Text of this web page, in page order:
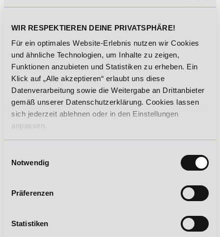
WIR RESPEKTIEREN DEINE PRIVATSPHÄRE!
Für ein optimales Website-Erlebnis nutzen wir Cookies
und ähnliche Technologien, um Inhalte zu zeigen,
Funktionen anzubieten und Statistiken zu erheben. Ein
Klick auf „Alle akzeptieren“ erlaubt uns diese
Datenverarbeitung sowie die Weitergabe an Drittanbieter
gemäß unserer Datenschutzerklärung. Cookies lassen
sich jederzeit ablehnen oder in den Einstellungen
anpassen.
Notwendig
Präferenzen
Statistiken
Von der Anmeldung über die
Lernphase bis hin zum
Zertifikat:
Bei uns findet alles komplett
online statt!
Vollzeit oder berufsbegleitend
Crossmedial verknüpfen,